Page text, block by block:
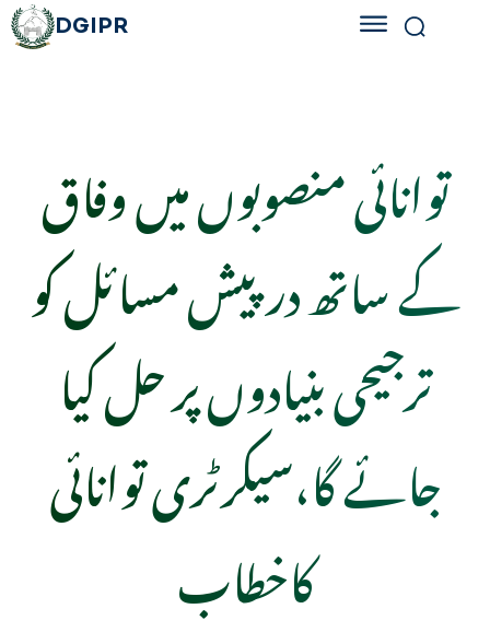
DGIPR
توانائی منصوبوں میں وفاق
کے ساتھ درپیش مسائل کو
ترجیحی بنیادوں پر حل کیا
جائے گا،سیکرٹری توانائی
کاخطاب